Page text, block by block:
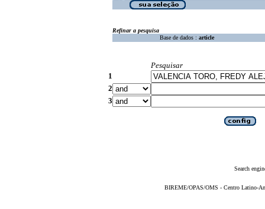
Refinar a pesquisa
Base de dados : article
Pesquisar
1
2
3
Search
BIREME/OPAS/OMS - Centro Latino-